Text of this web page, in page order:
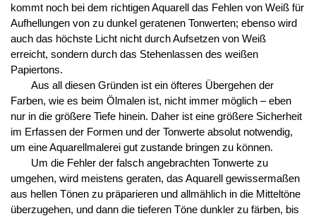
kommt noch bei dem richtigen Aquarell das Fehlen von Weiß für
Aufhellungen von zu dunkel geratenen Tonwerten; ebenso wird
auch das höchste Licht nicht durch Aufsetzen von Weiß
erreicht, sondern durch das Stehenlassen des weißen
Papiertons.
Aus all diesen Gründen ist ein öfteres Übergehen der
Farben, wie es beim Ölmalen ist, nicht immer möglich – eben
nur in die größere Tiefe hinein. Daher ist eine größere Sicherheit
im Erfassen der Formen und der Tonwerte absolut notwendig,
um eine Aquarellmalerei gut zustande bringen zu können.
Um die Fehler der falsch angebrachten Tonwerte zu
umgehen, wird meistens geraten, das Aquarell gewissermaßen
aus hellen Tönen zu präparieren und allmählich in die Mitteltöne
überzugehen, und dann die tieferen Töne dunkler zu färben, bis